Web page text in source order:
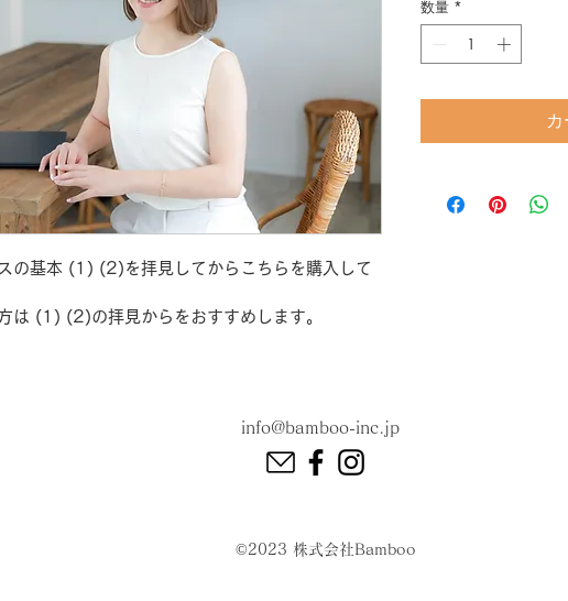
の基本 (1) (2)を拝見してからこちらを購入して
は (1) (2)の拝見からをおすすめします。
数量 *
info@bamboo-inc.jp
©2023 株式会社Bamboo